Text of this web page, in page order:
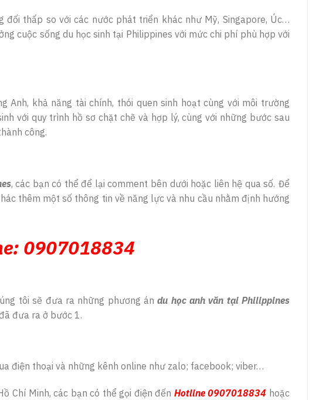
thấp so với các nước phát triển khác như Mỹ, Singapore, Úc…
cuộc sống du học sinh tại Philippines với mức chi phí phù hợp với
Anh, khả năng tài chính, thói quen sinh hoạt cùng với môi trường
với quy trình hồ sơ chặt chẽ và hợp lý, cùng với những bước sau
công.
, các bạn có thể để lại comment bên dưới hoặc liên hệ qua số. Để
thêm một số thông tin về năng lực và nhu cầu nhằm định hướng
0907018834
tôi sẽ đưa ra những phương ándu học anh văn tại Philippines
đưa ra ở bước 1.
điện thoại và những kênh online như zalo; facebook; viber…
Chí Minh, các bạn có thể gọi điện đến Hotline0907018834 hoặc